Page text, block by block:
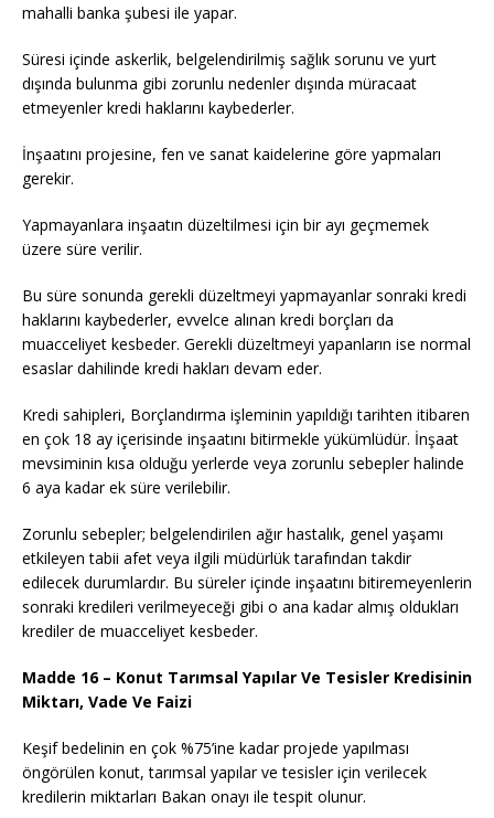
mahalli banka şubesi ile yapar.
Süresi içinde askerlik, belgelendirilmiş sağlık sorunu ve yurt
dışında bulunma gibi zorunlu nedenler dışında müracaat
etmeyenler kredi haklarını kaybederler.
İnşaatını projesine, fen ve sanat kaidelerine göre yapmaları
gerekir.
Yapmayanlara inşaatın düzeltilmesi için bir ayı geçmemek
üzere süre verilir.
Bu süre sonunda gerekli düzeltmeyi yapmayanlar sonraki kredi
haklarını kaybederler, evvelce alınan kredi borçları da
muacceliyet kesbeder. Gerekli düzeltmeyi yapanların ise normal
esaslar dahilinde kredi hakları devam eder.
Kredi sahipleri, Borçlandırma işleminin yapıldığı tarihten itibaren
en çok 18 ay içerisinde inşaatını bitirmekle yükümlüdür. İnşaat
mevsiminin kısa olduğu yerlerde veya zorunlu sebepler halinde
6 aya kadar ek süre verilebilir.
Zorunlu sebepler; belgelendirilen ağır hastalık, genel yaşamı
etkileyen tabii afet veya ilgili müdürlük tarafından takdir
edilecek durumlardır. Bu süreler içinde inşaatını bitiremeyenlerin
sonraki kredileri verilmeyeceği gibi o ana kadar almış oldukları
krediler de muacceliyet kesbeder.
Madde 16 – Konut Tarımsal Yapılar Ve Tesisler Kredisinin
Miktarı, Vade Ve Faizi
Keşif bedelinin en çok %75’ine kadar projede yapılması
öngörülen konut, tarımsal yapılar ve tesisler için verilecek
kredilerin miktarları Bakan onayı ile tespit olunur.